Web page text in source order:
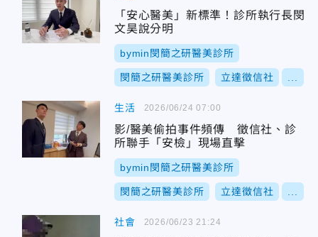
「安心醫美」新標準！診所執行長閔
文昊說分明
bymin閔簡之研醫美診所
閔簡之研醫美診所 立達徵信社
生活
影/醫美偷拍事件頻傳 徵信社、診
所聯手「安檢」現場直擊
bymin閔簡之研醫美診所
閔簡之研醫美診所 立達徵信社
2026/06/24 07:00
社會 2026/06/23 21:24